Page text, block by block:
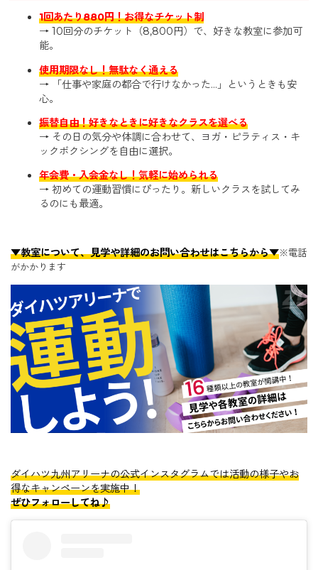
1回あたり880円！お得なチケット制
→ 10回分のチケット（8,800円）で、好きな教室に参加可
能。
使用期限なし！無駄なく通える
→ 「仕事や家庭の都合で行けなかった…」というときも安
心。
振替自由！好きなときに好きなクラスを選べる
→ その日の気分や体調に合わせて、ヨガ・ピラティス・キ
ックボクシングを自由に選択。
年会費・入会金なし！気軽に始められる
→ 初めての運動習慣にぴったり。新しいクラスを試してみ
るのにも最適。
▼教室について、見学や詳細のお問い合わせはこちらから▼※電話
がかかります
ダイハツ九州アリーナの公式インスタグラムでは活動の様子やお
得なキャンペーンを実施中！
ぜひフォローしてね♪